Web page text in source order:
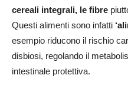
cereali integrali, le fibre
Questi alimenti sono infatti
esempio riducono il rischio
disbiosi, regolando il
intestinale protettiva.